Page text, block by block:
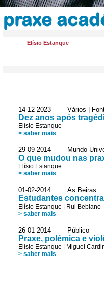
praxe
Elísio Estanque
14-12-2023 Vários |
Dez anos após
Elísio Estanque
> saber mais
29-09-2014 Mundo
O que mudou nas
Elísio Estanque
> saber mais
01-02-2014 As Beiras
Estudantes
Elísio Estanque
Rui Bebiano
> saber mais
26-01-2014 Público
Praxe, polémica e
Elísio Estanque
Miguel
> saber mais